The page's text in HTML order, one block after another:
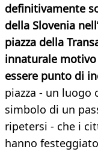
definitivamente
della Slovenia
piazza della
innaturale
essere punto di
piazza - un luogo
simbolo di un
ripetersi - che i
hanno